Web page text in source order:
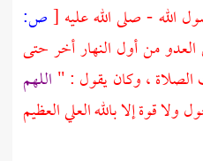
الله - صلى الله عليه [ص:
من أول النهار أخر حتى
، وكان يقول : " اللهم
ولا قوة إلا بالله العلي العظيم